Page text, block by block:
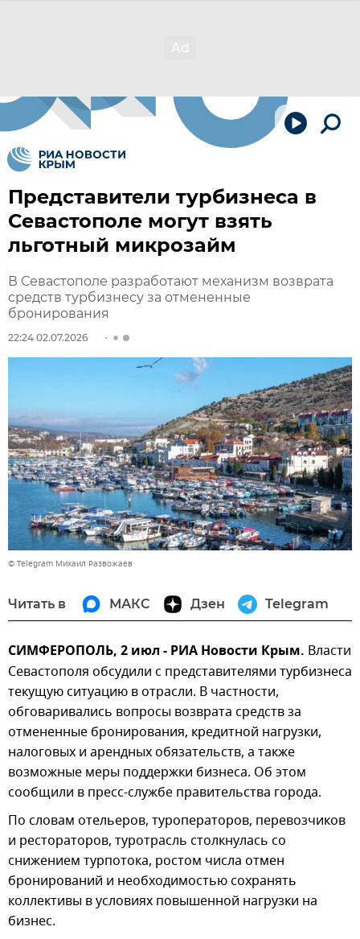
Представители турбизнеса в
Севастополе могут взять
льготный микрозайм
В Севастополе разработают механизм возврата
средств турбизнесу за отмененные
бронирования
22:24 02.07.2026
© Telegram Михаил Развожаев
Читать в МАКС Дзен Telegram
СИМФЕРОПОЛЬ, 2 июл - РИА Новости Крым. Власти
Севастополя обсудили с представителями турбизнеса
текущую ситуацию в отрасли. В частности,
обговаривались вопросы возврата средств за
отмененные бронирования, кредитной нагрузки,
налоговых и арендных обязательств, а также
возможные меры поддержки бизнеса. Об этом
сообщили в пресс-службе правительства города.
По словам отельеров, туроператоров, перевозчиков
и рестораторов, туротрасль столкнулась со
снижением турпотока, ростом числа отмен
бронирований и необходимостью сохранять
коллективы в условиях повышенной нагрузки на
бизнес.